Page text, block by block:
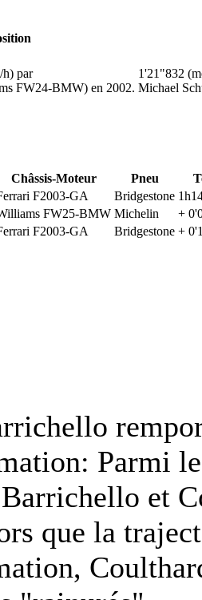
par
FW24-BMW) en 2002.
1'21"832
Michael
Châssis-Moteur Pneu
F2003-GA Bridgestone
FW25-BMW Michelin
+
F2003-GA Bridgestone +
Parmi
et
que la